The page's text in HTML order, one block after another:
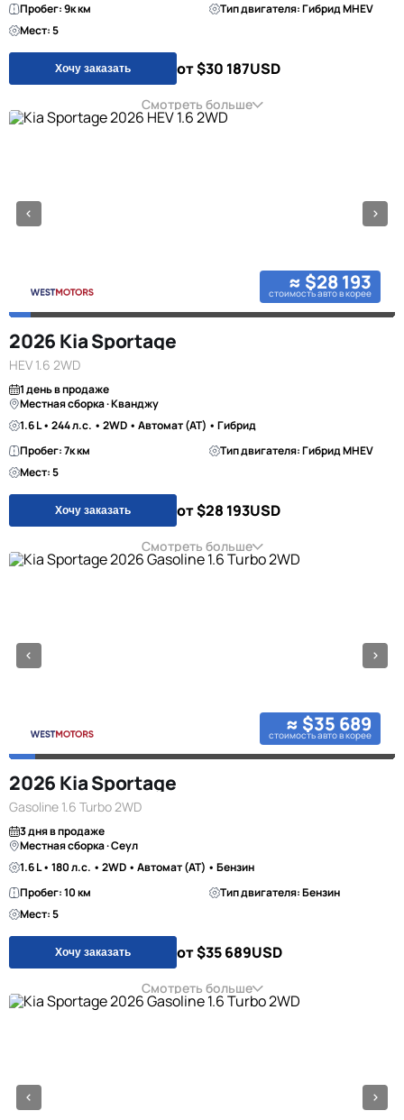
Пробег: 9к км
Тип двигателя: Гибрид MHEV
Мест: 5
Хочу заказать от $30 187USD
Смотреть больше
≈ $28 193
стоимость авто в корее
2026 Kia Sportage
HEV 1.6 2WD
1 день в продаже
Местная сборка · Кванджу
1.6 L • 244 л.с. • 2WD • Автомат (AT) • Гибрид
Пробег: 7к км
Тип двигателя: Гибрид MHEV
Мест: 5
Хочу заказать от $28 193USD
Смотреть больше
≈ $35 689
стоимость авто в корее
2026 Kia Sportage
Gasoline 1.6 Turbo 2WD
3 дня в продаже
Местная сборка · Сеул
1.6 L • 180 л.с. • 2WD • Автомат (AT) • Бензин
Пробег: 10 км
Тип двигателя: Бензин
Мест: 5
Хочу заказать от $35 689USD
Смотреть больше